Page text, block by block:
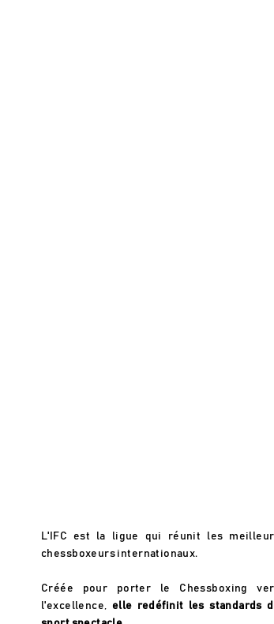
L'IFC est la ligue qui réunit les
chessboxeurs internationaux.
Créée pour porter le Chessboxing
l'excellence, elle redéfinit les standards